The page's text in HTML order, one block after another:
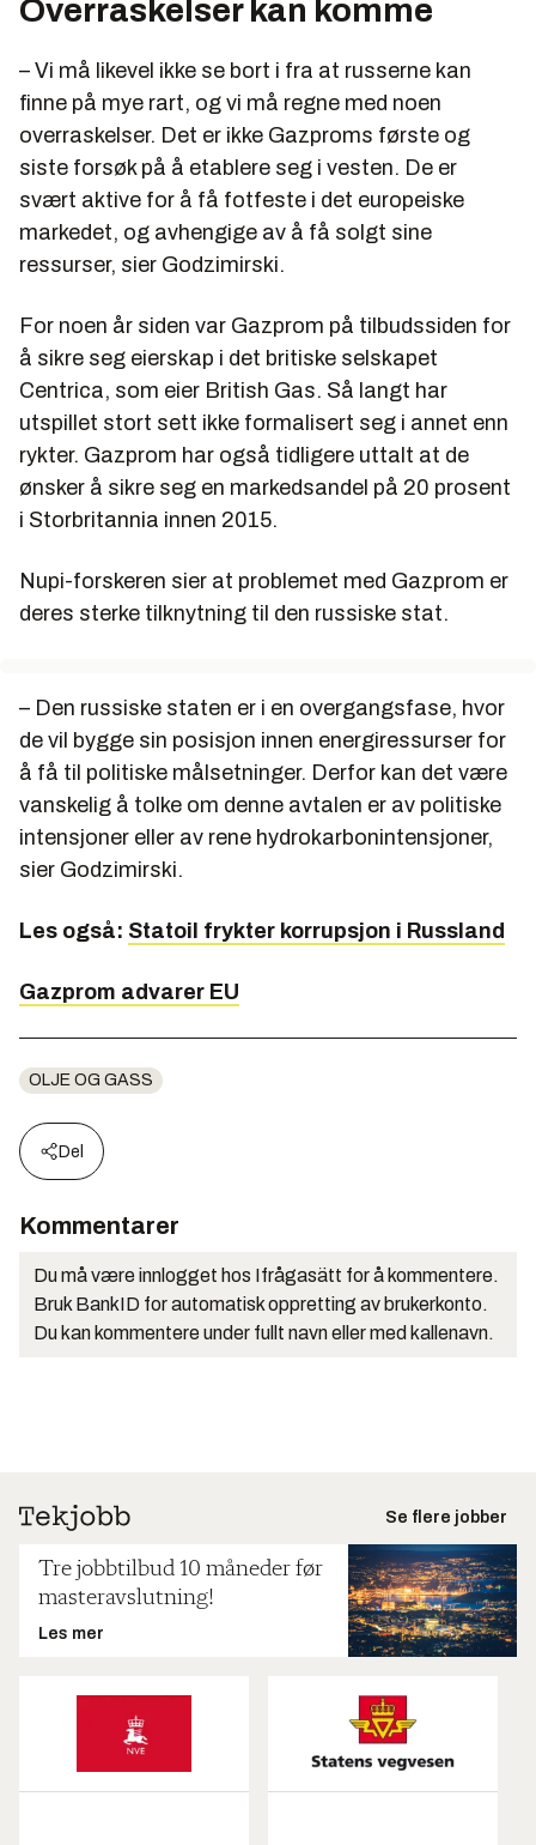
Overraskelser kan komme
– Vi må likevel ikke se bort i fra at russerne kan
finne på mye rart, og vi må regne med noen
overraskelser. Det er ikke Gazproms første og
siste forsøk på å etablere seg i vesten. De er
svært aktive for å få fotfeste i det europeiske
markedet, og avhengige av å få solgt sine
ressurser, sier Godzimirski.
For noen år siden var Gazprom på tilbudssiden for
å sikre seg eierskap i det britiske selskapet
Centrica, som eier British Gas. Så langt har
utspillet stort sett ikke formalisert seg i annet enn
rykter. Gazprom har også tidligere uttalt at de
ønsker å sikre seg en markedsandel på 20 prosent
i Storbritannia innen 2015.
Nupi-forskeren sier at problemet med Gazprom er
deres sterke tilknytning til den russiske stat.
– Den russiske staten er i en overgangsfase, hvor
de vil bygge sin posisjon innen energiressurser for
å få til politiske målsetninger. Derfor kan det være
vanskelig å tolke om denne avtalen er av politiske
intensjoner eller av rene hydrokarbonintensjoner,
sier Godzimirski.
Les også: Statoil frykter korrupsjon i Russland
Gazprom advarer EU
OLJE OG GASS
Del
Kommentarer
Du må være innlogget hos Ifrågasätt for å kommentere.
Bruk BankID for automatisk oppretting av brukerkonto.
Du kan kommentere under fullt navn eller med kallenavn.
Se flere jobber
Tre jobbtilbud 10 måneder før
masteravslutning!
Les mer